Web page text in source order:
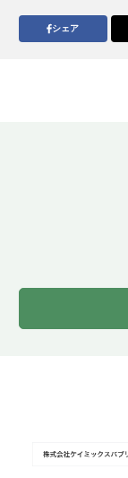
シェア